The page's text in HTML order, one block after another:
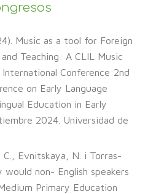
Music as a tool for Foreign
Teaching: A CLIL Music
International Conference:2nd
on Early Language
Education in Early
2024. Universidad de
C., Evnitskaya, N. i Torras-
would non- English speakers
Primary Education